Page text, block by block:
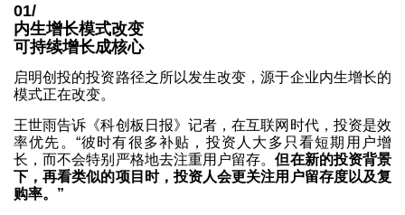
01/
内生增长模式改变
可持续增长成核心
启明创投的投资路径之所以发生改变，源于企业内生增长的
模式正在改变。
王世雨告诉《科创板日报》记者，在互联网时代，投资是效
率优先。“彼时有很多补贴，投资人大多只看短期用户增
长，而不会特别严格地去注重用户留存。但在新的投资背景
下，再看类似的项目时，投资人会更关注用户留存度以及复
购率。”